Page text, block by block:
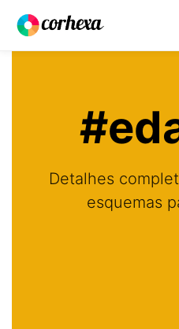
Detalhes
esquemas